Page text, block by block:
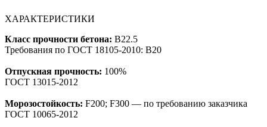
ХАРАКТЕРИСТИКИ
Класс прочности бетона: B22.5
Требования по ГОСТ 18105-2010: B20
Отпускная прочность: 100%
ГОСТ 13015-2012
Морозостойкость: F200; F300 — по требованию заказчика
ГОСТ 10065-2012